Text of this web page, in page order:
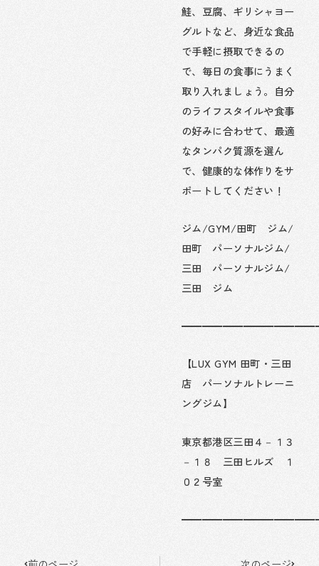
鮭、豆腐、ギリシャヨー
グルトなど、身近な食品
で手軽に摂取できるの
で、毎日の食事にうまく
取り入れましょう。自分
のライフスタイルや食事
の好みに合わせて、最適
なタンパク質源を選ん
で、健康的な体作りをサ
ポートしてください！
ジム/GYM/田町 ジム/
田町 パーソナルジム/
三田 パーソナルジム/
三田 ジム
【LUX GYM 田町・三田
店 パーソナルトレーニ
ングジム】
東京都港区三田４－１３
－１８ 三田ヒルズ １
０２号室